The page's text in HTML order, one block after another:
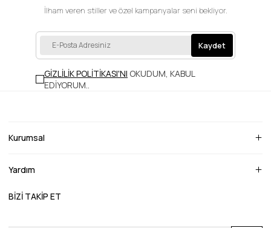
İlham veren stiller ve özel kampanyalar seni bekliyor.
Kaydet
GİZLİLİK POLİTİKASI'NI OKUDUM, KABUL
EDİYORUM.
Kurumsal
Yardım
BİZİ TAKİP ET